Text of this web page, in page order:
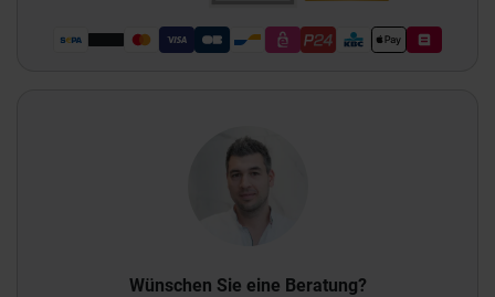
Wünschen Sie eine Beratung?